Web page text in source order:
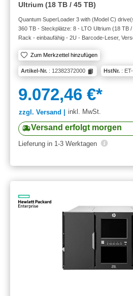
Ultrium (18 TB / 45 TB)
Quantum SuperLoader 3 with (Model C)
360 TB - Steckplätze: 8 - LTO Ultrium (18 TB
Rack - einbaufähig - 2U - Barcode-Leser,
Zum Merkzettel hinzufügen
Artikel-Nr. : 12382372000 HstNr. :
9.072,46 €*
zzgl. Versand | inkl. MwSt.
Versand erfolgt morgen
Lieferung in 1-3 Werktagen